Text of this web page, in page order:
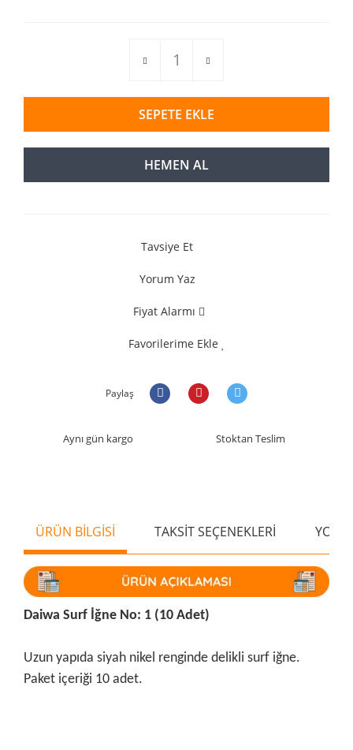
SEPETE EKLE
HEMEN AL
Tavsiye Et
Yorum Yaz
Fiyat Alarmı
Favorilerime Ekle
Paylaş
Aynı gün kargo Stoktan Teslim
ÜRÜN BİLGİSİ TAKSİT SEÇENEKLERİ
Daiwa Surf İğne No: 1 (10 Adet)
Uzun yapıda siyah nikel renginde delikli surf iğne.
Paket içeriği 10 adet.